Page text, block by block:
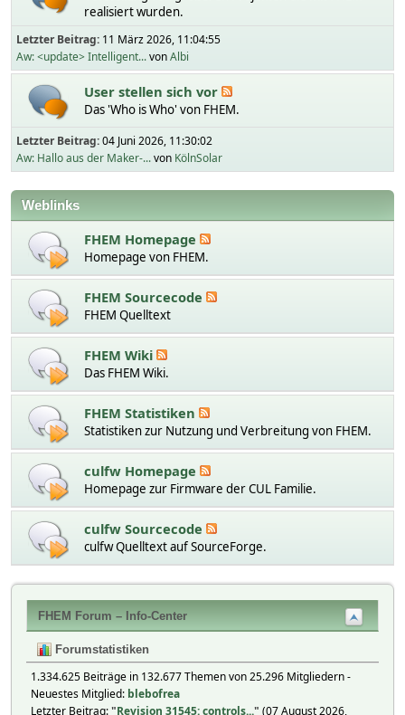
realisiert wurden.
Letzter Beitrag: 11 März 2026, 11:04:55
Aw: <update> Intelligent...vonAlbi
User stellen sich vor
Das 'Who is Who' von FHEM.
Letzter Beitrag:04 Juni 2026, 11:30:02
Aw: Hallo aus der Maker-...von KölnSolar
Weblinks
FHEM Homepage
Homepage von FHEM.
FHEM Sourcecode
FHEM Quelltext
FHEM Wiki
Das FHEM Wiki.
FHEM Statistiken
Statistiken zur Nutzung und Verbreitung von FHEM.
culfw Homepage
Homepage zur Firmware der CUL Familie.
culfw Sourcecode
culfw Quelltext auf SourceForge.
FHEM Forum – Info-Center
Forumstatistiken
1.334.625 Beiträge in 132.677 Themen von 25.296 Mitgliedern -
Neuestes Mitglied: blebofrea
Letzter Beitrag:"Revision 31545: controls..." (07 August 2026,